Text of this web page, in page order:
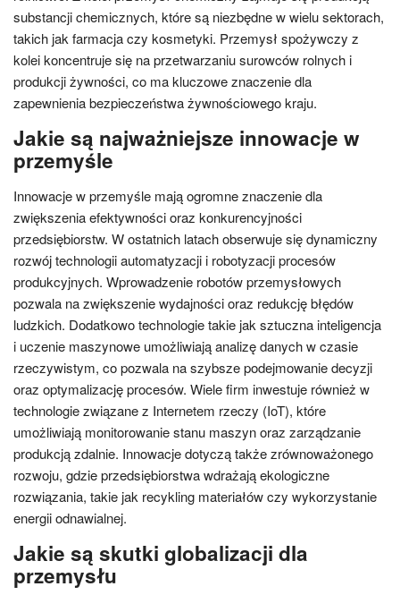
substancji chemicznych, które są niezbędne w wielu sektorach,
takich jak farmacja czy kosmetyki. Przemysł spożywczy z
kolei koncentruje się na przetwarzaniu surowców rolnych i
produkcji żywności, co ma kluczowe znaczenie dla
zapewnienia bezpieczeństwa żywnościowego kraju.
Jakie są najważniejsze innowacje w
przemyśle
Innowacje w przemyśle mają ogromne znaczenie dla
zwiększenia efektywności oraz konkurencyjności
przedsiębiorstw. W ostatnich latach obserwuje się dynamiczny
rozwój technologii automatyzacji i robotyzacji procesów
produkcyjnych. Wprowadzenie robotów przemysłowych
pozwala na zwiększenie wydajności oraz redukcję błędów
ludzkich. Dodatkowo technologie takie jak sztuczna inteligencja
i uczenie maszynowe umożliwiają analizę danych w czasie
rzeczywistym, co pozwala na szybsze podejmowanie decyzji
oraz optymalizację procesów. Wiele firm inwestuje również w
technologie związane z Internetem rzeczy (IoT), które
umożliwiają monitorowanie stanu maszyn oraz zarządzanie
produkcją zdalnie. Innowacje dotyczą także zrównoważonego
rozwoju, gdzie przedsiębiorstwa wdrażają ekologiczne
rozwiązania, takie jak recykling materiałów czy wykorzystanie
energii odnawialnej.
Jakie są skutki globalizacji dla
przemysłu